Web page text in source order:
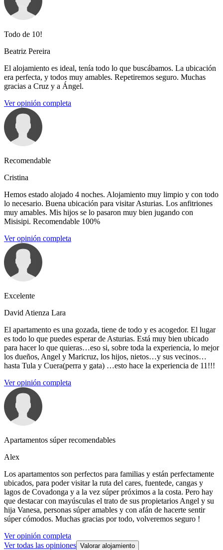
Todo de 10!
Beatriz Pereira
El alojamiento es ideal, tenía todo lo que buscábamos. La ubicación
era perfecta, y todos muy amables. Repetiremos seguro. Muchas
gracias a Cruz y a Ángel.
Ver opinión completa
Recomendable
Cristina
Hemos estado alojado 4 noches. Alojamiento muy limpio y con todo
lo necesario. Buena ubicación para visitar Asturias. Los anfitriones
muy amables. Mis hijos se lo pasaron muy bien jugando con
Misisipi. Recomendable 100%
Ver opinión completa
Excelente
David Atienza Lara
El apartamento es una gozada, tiene de todo y es acogedor. El lugar
es todo lo que puedes esperar de Asturias. Está muy bien ubicado
para hacer lo que quieras…eso si, sobre toda la experiencia, lo mejor
los dueños, Angel y Maricruz, los hijos, nietos…y sus vecinos…
hasta Tula y Cuera(perra y gata) …esto hace la experiencia de 11!!!
Ver opinión completa
Apartamentos súper recomendables
Alex
Los apartamentos son perfectos para familias y están perfectamente
ubicados, para poder visitar la ruta del cares, fuentede, cangas y
lagos de Covadonga y a la vez súper próximos a la costa. Pero hay
que destacar con mayúsculas el trato de sus propietarios Angel y su
hija Vanesa, personas súper amables y con afán de hacerte sentir
súper cómodos. Muchas gracias por todo, volveremos seguro !
Ver opinión completa
Ver todas las opiniones Valorar alojamiento